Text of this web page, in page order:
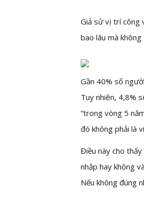
Giả sử vị trí công
bao lâu mà
Gần 40% số
Tuy nhiên, 4,8%
“trong vòng 5
đó không phải là
Điều này cho
nhập hay không
Nếu không đúng